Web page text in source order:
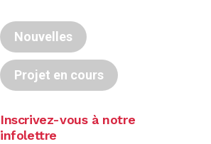
Nouvelles
Projet en cours
Inscrivez-vous à notre
infolettre